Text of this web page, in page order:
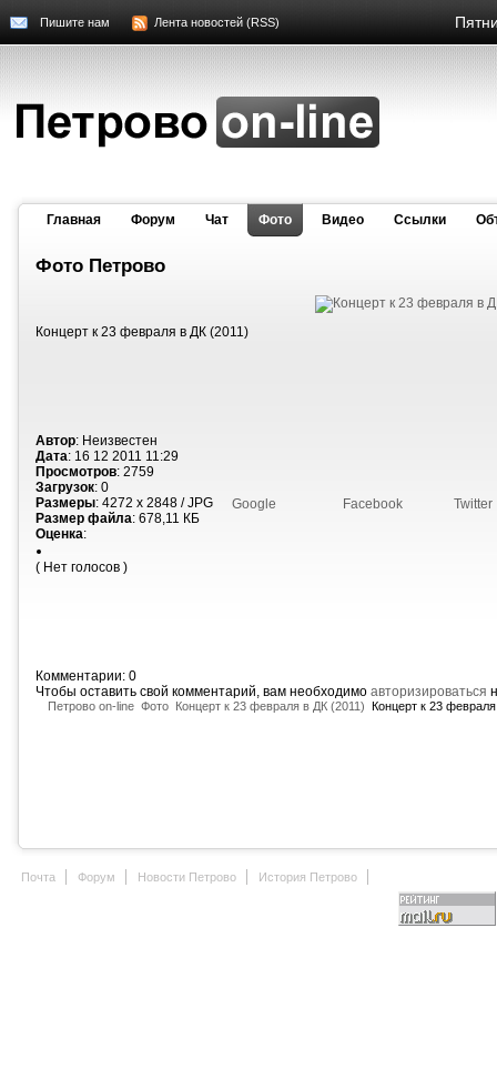
Пишите нам Лента новостей (RSS)
Главная Форум Чат Фото Видео Cсылки
Фото Петрово
Концерт к 23 февраля в ДК (2011)
Автор: Неизвестен
Дата: 16 12 2011 11:29
Просмотров: 2759
Загрузок: 0
Размеры: 4272 x 2848 / JPG
Размер файла: 678,11 КБ
Оценка:
( Нет голосов )
Google Facebook Twitter
Комментарии: 0
Чтобы оставить свой комментарий, вам необходимо авторизироваться
Петрово on-line Фото Концерт к 23 февраля в ДК (2011) Концерт к 23
Почта Форум Новости Петрово История Петрово